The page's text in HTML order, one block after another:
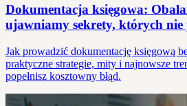
Dokumentacja księgowa:
ujawniamy sekrety, których nie
Jak prowadzić dokumentację księgową
praktyczne strategie, mity i najnowsze
popełnisz kosztowny błąd.